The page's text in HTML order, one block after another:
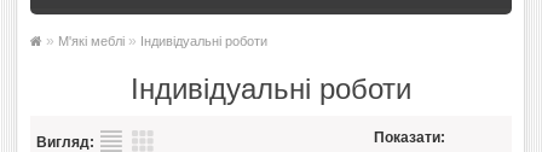
» М'які меблі » Індивідуальні роботи
Індивідуальні роботи
Вигляд: Показати: